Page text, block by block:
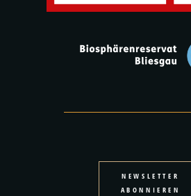
NEWSLETTER
ABONNIEREN